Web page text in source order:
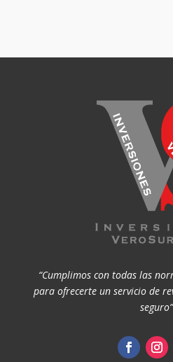
“Cumplimos con todas las
para ofrecerte un servicio de
seguro”